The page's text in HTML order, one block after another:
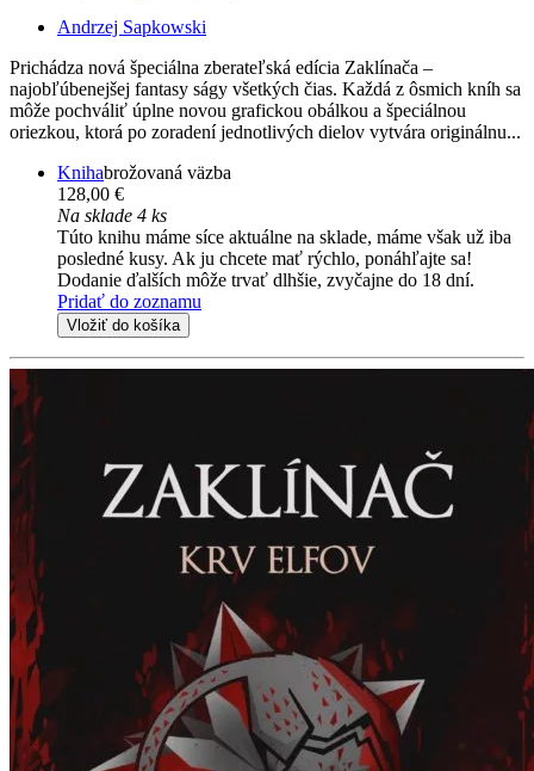
Andrzej Sapkowski
Prichádza nová špeciálna zberateľská edícia Zaklínača –
najobľúbenejšej fantasy ságy všetkých čias. Každá z ôsmich kníh sa
môže pochváliť úplne novou grafickou obálkou a špeciálnou
oriezkou, ktorá po zoradení jednotlivých dielov vytvára originálnu...
Knihabrožovaná väzba
128,00 €
Na sklade 4 ks
Túto knihu máme síce aktuálne na sklade, máme však už iba
posledné kusy. Ak ju chcete mať rýchlo, ponáhľajte sa!
Dodanie ďalších môže trvať dlhšie, zvyčajne do 18 dní.
Pridať do zoznamu
Vložiť do košíka